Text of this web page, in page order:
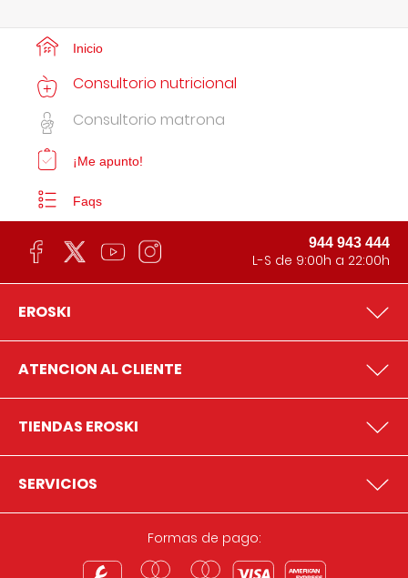
Inicio
Consultorio nutricional
Consultorio matrona
¡Me apunto!
Faqs
944 943 444
L-S de 9:00h a 22:00h
EROSKI
ATENCION AL CLIENTE
TIENDAS EROSKI
SERVICIOS
Formas de pago: